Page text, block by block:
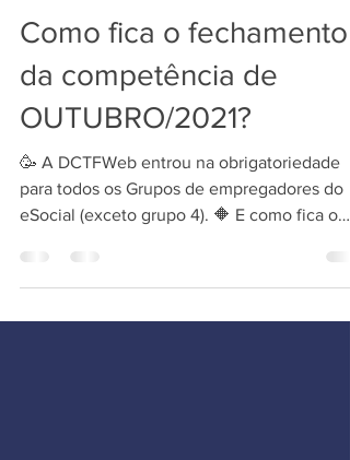
Como fica o fechamento
da competência de
OUTUBRO/2021?
para todos os Grupos de empregadores do
eSocial (exceto grupo 4). 🔶 E como fica o
fechamento para...